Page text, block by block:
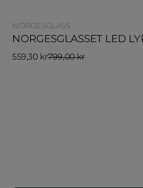
Selger:
NORGESGLASS
NORGESGLASSET LED
Salgspris
559,30 kr
Vanlig
799,00 kr